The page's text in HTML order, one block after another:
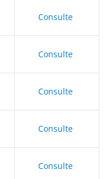
Consulte
Consulte
Consulte
Consulte
Consulte